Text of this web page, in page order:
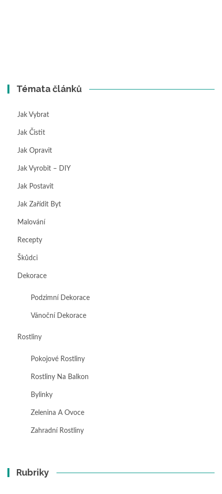
Témata článků
Jak Vybrat
Jak Čistit
Jak Opravit
Jak Vyrobit – DIY
Jak Postavit
Jak Zařídit Byt
Malování
Recepty
Škůdci
Dekorace
Podzimní Dekorace
Vánoční Dekorace
Rostliny
Pokojové Rostliny
Rostliny Na Balkon
Bylinky
Zelenina A Ovoce
Zahradní Rostliny
Rubriky